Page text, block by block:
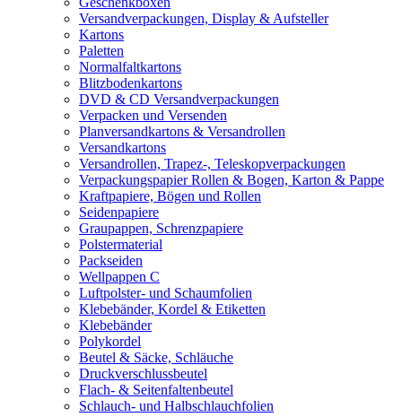
Versandverpackungen, Display & Aufsteller
Kartons
Paletten
Normalfaltkartons
Blitzbodenkartons
DVD & CD Versandverpackungen
Verpacken und Versenden
Planversandkartons & Versandrollen
Versandkartons
Versandrollen, Trapez-, Teleskopverpackungen
Verpackungspapier Rollen & Bogen, Karton & Pappe
Kraftpapiere, Bögen und Rollen
Seidenpapiere
Graupappen, Schrenzpapiere
Polstermaterial
Packseiden
Wellpappen C
Luftpolster- und Schaumfolien
Klebebänder, Kordel & Etiketten
Klebebänder
Polykordel
Beutel & Säcke, Schläuche
Druckverschlussbeutel
Flach- & Seitenfaltenbeutel
Schlauch- und Halbschlauchfolien